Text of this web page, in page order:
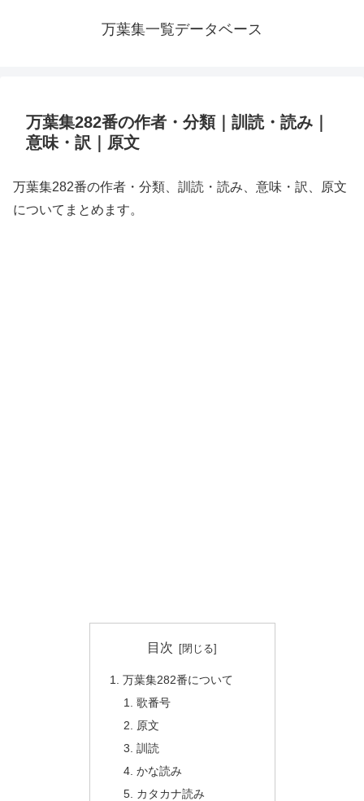
万葉集一覧データベース
万葉集282番の作者・分類｜訓読・読み｜
意味・訳｜原文
万葉集282番の作者・分類、訓読・読み、意味・訳、原文
についてまとめます。
目次
万葉集282番について
歌番号
原文
訓読
かな読み
カタカナ読み